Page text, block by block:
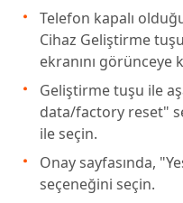
Telefon kapalı
Cihaz Geliştirme
ekranını görünceye
Geliştirme tuşu ile
data/factory reset"
ile seçin.
Onay sayfasında,
seçeneğini seçin.